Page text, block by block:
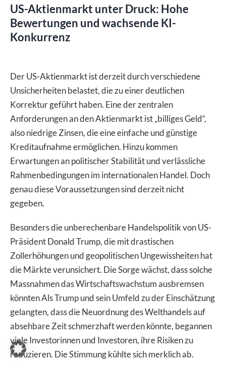
US-Aktienmarkt unter Druck: Hohe
Bewertungen und wachsende KI-
Konkurrenz
Der US-Aktienmarkt ist derzeit durch verschiedene
Unsicherheiten belastet, die zu einer deutlichen
Korrektur geführt haben. Eine der zentralen
Anforderungen an den Aktienmarkt ist „billiges Geld“,
also niedrige Zinsen, die eine einfache und günstige
Kreditaufnahme ermöglichen. Hinzu kommen
Erwartungen an politischer Stabilität und verlässliche
Rahmenbedingungen im internationalen Handel. Doch
genau diese Voraussetzungen sind derzeit nicht
gegeben.
Besonders die unberechenbare Handelspolitik von US-
Präsident Donald Trump, die mit drastischen
Zollerhöhungen und geopolitischen Ungewissheiten hat
die Märkte verunsichert. Die Sorge wächst, dass solche
Massnahmen das Wirtschaftswachstum ausbremsen
könnten Als Trump und sein Umfeld zu der Einschätzung
gelangten, dass die Neuordnung des Welthandels auf
absehbare Zeit schmerzhaft werden könnte, begannen
viele Investorinnen und Investoren, ihre Risiken zu
reduzieren. Die Stimmung kühlte sich merklich ab.